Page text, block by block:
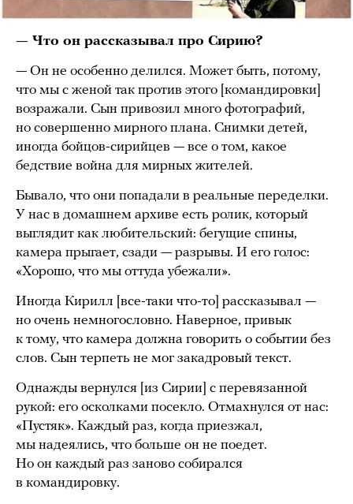
— Что он рассказывал про Сирию?
— Он не особенно делился. Может быть, потому,
что мы с женой так против этого [командировки]
возражали. Сын привозил много фотографий,
но совершенно мирного плана. Снимки детей,
иногда бойцов-сирийцев — все о том, какое
бедствие война для мирных жителей.
Бывало, что они попадали в реальные переделки.
У нас в домашнем архиве есть ролик, который
выглядит как любительский: бегущие спины,
камера прыгает, сзади — разрывы. И его голос:
«Хорошо, что мы оттуда убежали».
Иногда Кирилл [все-таки что-то] рассказывал —
но очень немногословно. Наверное, привык
к тому, что камера должна говорить о событии без
слов. Сын терпеть не мог закадровый текст.
Однажды вернулся [из Сирии] с перевязанной
рукой: его осколками посекло. Отмахнулся от нас:
«Пустяк». Каждый раз, когда приезжал,
мы надеялись, что больше он не поедет.
Но он каждый раз заново собирался
в командировку.